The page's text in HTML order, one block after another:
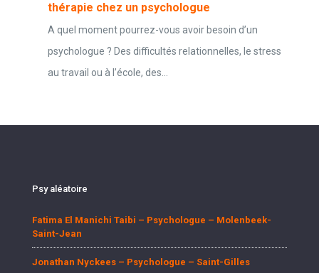
thérapie chez un psychologue
A quel moment pourrez-vous avoir besoin d’un
psychologue ? Des difficultés relationnelles, le stress
au travail ou à l’école, des...
Psy aléatoire
Fatima El Manichi Taibi – Psychologue – Molenbeek-
Saint-Jean
Jonathan Nyckees – Psychologue – Saint-Gilles